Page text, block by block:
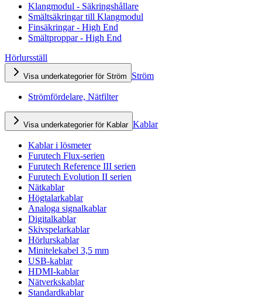
Klangmodul - Säkringshållare
Smältsäkringar till Klangmodul
Finsäkringar - High End
Smältproppar - High End
Hörlursställ
Visa underkategorier för Ström Ström
Strömfördelare, Nätfilter
Visa underkategorier för Kablar Kablar
Kablar i lösmeter
Furutech Flux-serien
Furutech Reference III serien
Furutech Evolution II serien
Nätkablar
Högtalarkablar
Analoga signalkablar
Digitalkablar
Skivspelarkablar
Hörlurskablar
Minitelekabel 3,5 mm
USB-kablar
HDMI-kablar
Nätverkskablar
Standardkablar